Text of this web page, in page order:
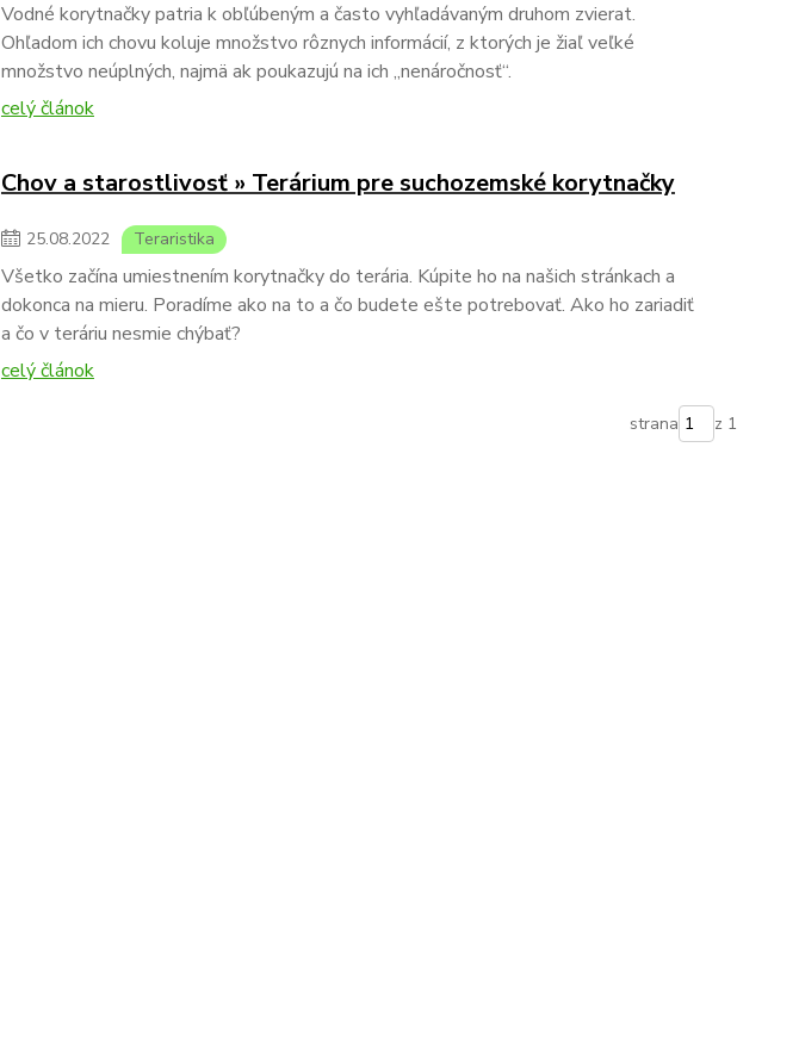
Vodné korytnačky patria k obľúbeným a často vyhľadávaným druhom zvierat.
Ohľadom ich chovu koluje množstvo rôznych informácií, z ktorých je žiaľ veľké
množstvo neúplných, najmä ak poukazujú na ich „nenáročnosť“.
celý článok
Chov a starostlivosť » Terárium pre suchozemské korytnačky
25.08.2022 Teraristika
Všetko začína umiestnením korytnačky do terária. Kúpite ho na našich stránkach a
dokonca na mieru. Poradíme ako na to a čo budete ešte potrebovať. Ako ho zariadiť
a čo v teráriu nesmie chýbať?
celý článok
strana z 1